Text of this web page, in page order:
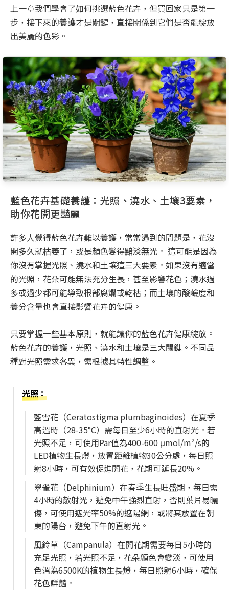
上一章我們學會了如何挑選藍色花卉，但買回家只是第一
步，接下來的養護才是關鍵，直接關係到它們是否能綻放
出美麗的色彩。
藍色花卉基礎養護：光照、澆水、土壤3要素，
助你花開更豔麗
許多人覺得藍色花卉難以養護，常常遇到的問題是，花沒
開多久就枯萎了，或是顏色變得黯淡無光。 這可能是因為
你沒有掌握光照、澆水和土壤這三大要素。如果沒有適當
的光照，花朵可能無法充分生長，甚至影響花色；澆水過
多或過少都可能導致根部腐爛或乾枯；而土壤的酸鹼度和
養分含量也會直接影響花卉的健康。
只要掌握一些基本原則，就能讓你的藍色花卉健康綻放。
藍色花卉的養護，光照、澆水和土壤是三大關鍵。不同品
種對光照需求各異，需根據其特性調整。
光照：
藍雪花（Ceratostigma plumbaginoides）在夏季
高溫時（28-35°C）需每日至少6小時的直射光。若
光照不足，可使用Par值為400-600 μmol/m²/s的
LED植物生長燈，放置距離植物30公分處，每日照
射8小時，可有效促進開花，花期可延長20%。
翠雀花（Delphinium）在春季生長旺盛期，每日需
4小時的散射光，避免中午強烈直射，否則葉片易曬
傷，可使用遮光率50%的遮陽網，或將其放置在朝
東的陽台，避免下午的直射光。
風鈴草（Campanula）在開花期需要每日5小時的
充足光照，若光照不足，花朵顏色會變淡，可使用
色溫為6500K的植物生長燈，每日照射6小時，確保
花色鮮豔。